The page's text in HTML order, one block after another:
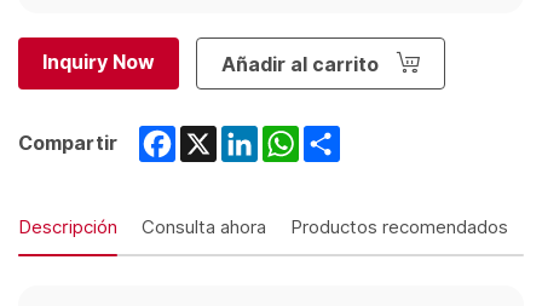
Inquiry Now Añadir al carrito
Compartir Facebook
X LinkedInWhatsApp
Descripción Consulta ahora Productos recomendados